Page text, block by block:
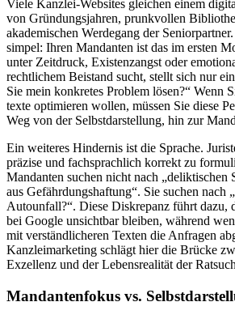
Viele Kanzlei-Websites gleichen einem
von Gründungsjahren, prunkvollen
akademischen Werdegang der
simpel: Ihren Mandanten ist das im ersten
unter Zeitdruck, Existenzangst oder
rechtlichem Beistand sucht, stellt sich nur
Sie mein konkretes Problem lösen?“ Wenn
texte optimieren wollen, müssen Sie diese
Weg von der Selbstdarstellung, hin zur
Ein weiteres Hindernis ist die Sprache.
präzise und fachsprachlich korrekt zu
Mandanten suchen nicht nach „deliktischen
aus Gefährdungshaftung“. Sie suchen nach
Autounfall?“. Diese Diskrepanz führt dazu,
bei Google unsichtbar bleiben, während
mit verständlicheren Texten die Anfragen
Kanzleimarketing schlägt hier die Brücke
Exzellenz und der Lebensrealität der
Mandantenfokus vs.